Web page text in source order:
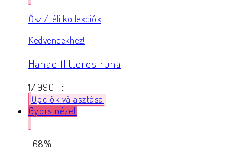
Őszi/téli kollekciók
Kedvencekhez!
Hanae flitteres ruha
17 990 Ft
Opciók választása
Gyors nézet
-68%